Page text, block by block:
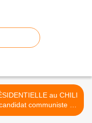
au CHILI
communiste en
tête dans les sondages >